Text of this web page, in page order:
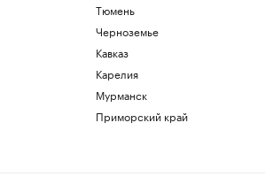
Тюмень
Черноземье
Кавказ
Карелия
Мурманск
Приморский край